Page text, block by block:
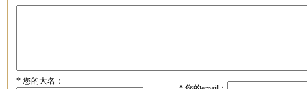
*您的大名：